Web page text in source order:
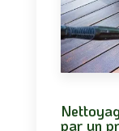
par un